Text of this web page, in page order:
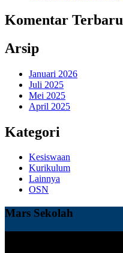
Komentar Terbaru
Arsip
Januari 2026
Juli 2025
Mei 2025
April 2025
Kategori
Kesiswaan
Kurikulum
Lainnya
OSN
Mars Sekolah